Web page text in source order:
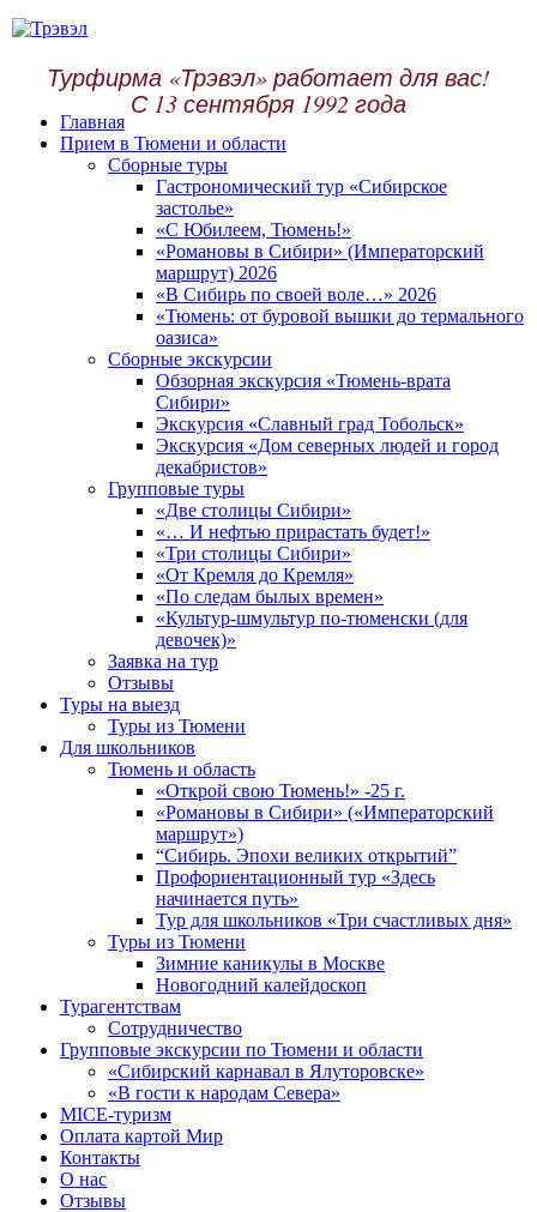
Турфирма «Трэвэл» работает для вас!
С 13 сентября 1992 года
Главная
Прием в Тюмени и области
Сборные туры
Гастрономический тур «Сибирское
застолье»
«С Юбилеем, Тюмень!»
«Романовы в Сибири» (Императорский
маршрут) 2026
«В Сибирь по своей воле…» 2026
«Тюмень: от буровой вышки до термального
оазиса»
Сборные экскурсии
Обзорная экскурсия «Тюмень-врата
Сибири»
Экскурсия «Славный град Тобольск»
Экскурсия «Дом северных людей и город
декабристов»
Групповые туры
«Две столицы Сибири»
«… И нефтью прирастать будет!»
«Три столицы Сибири»
«От Кремля до Кремля»
«По следам былых времен»
«Культур-шмультур по-тюменски (для
девочек)»
Заявка на тур
Отзывы
Туры на выезд
Туры из Тюмени
Для школьников
Тюмень и область
«Открой свою Тюмень!» -25 г.
«Романовы в Сибири» («Императорский
маршрут»)
“Сибирь. Эпохи великих открытий”
Профориентационный тур «Здесь
начинается путь»
Тур для школьников «Три счастливых дня»
Туры из Тюмени
Зимние каникулы в Москве
Новогодний калейдоскоп
Турагентствам
Сотрудничество
Групповые экскурсии по Тюмени и области
«Сибирский карнавал в Ялуторовске»
«В гости к народам Севера»
MICE-туризм
Оплата картой Мир
Контакты
О нас
Отзывы